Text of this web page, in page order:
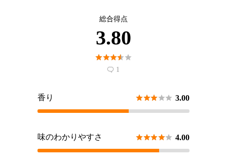
総合得点
3.80

 1
香り  3.00
味のわかりやすさ  4.00